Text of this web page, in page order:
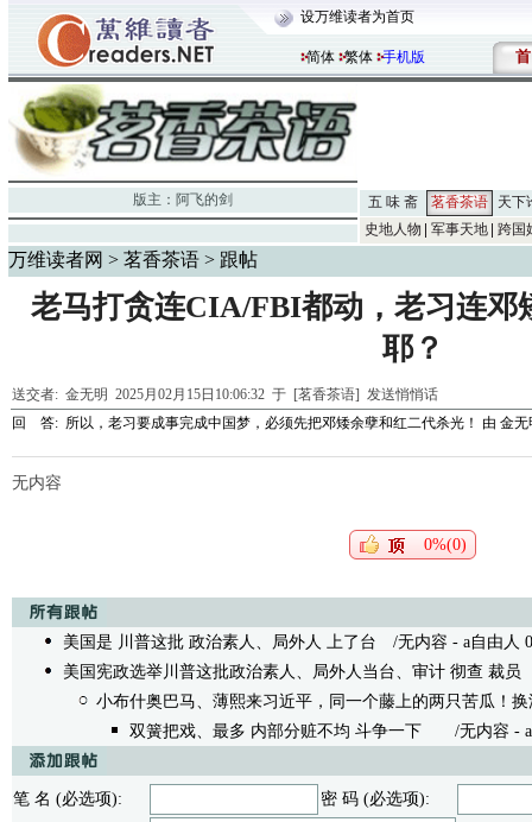
设万维读者为首页
简体 繁体 手机版 首
版主： 阿飞的剑 五 味 斋 茗香茶语
天下
史地人物
军事天地 跨国
万维读者网 > 茗香茶语 > 跟帖
老马打贪连CIA/FBI都动，老习连邓
耶？
送交者: 金无明 2025月02月15日10:06:32 于 [茗香茶语] 发送悄悄话
回 答: 所以，老习要成事完成中国梦，必须先把邓矮余孽和红二代杀光！ 由 金无
无内容
0%(0)
美国是 川普这批 政治素人、局外人 上了台 /无内容 - a自由人
美国宪政选举川普这批政治素人、局外人当台、审计 彻查 裁员
小布什奥巴马、薄熙来习近平，同一个藤上的两只苦瓜！
双簧把戏、最多 内部分赃不均 斗争一下 /无内容 - a
笔 名 (必选项):
密 码 (必选项):